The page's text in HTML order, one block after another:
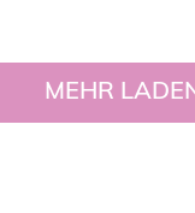
MEHR